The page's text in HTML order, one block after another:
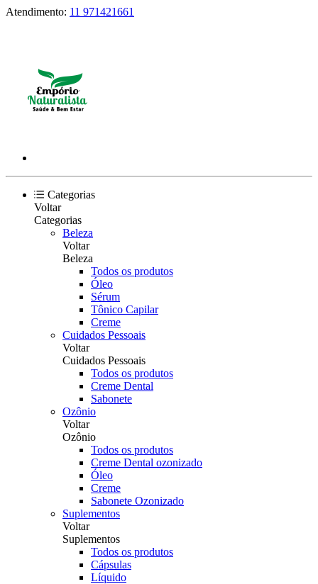
Atendimento: 11 971421661
Categorias
Voltar
Categorias
Beleza
Voltar
Beleza
Todos os produtos
Óleo
Sérum
Tônico Capilar
Creme
Cuidados Pessoais
Voltar
Cuidados Pessoais
Todos os produtos
Creme Dental
Sabonete
Ozônio
Voltar
Ozônio
Todos os produtos
Creme Dental ozonizado
Óleo
Creme
Sabonete Ozonizado
Suplementos
Voltar
Suplementos
Todos os produtos
Cápsulas
Líquido